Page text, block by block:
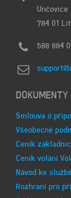
Unčovice
784 01
588 884
DOKUMENTY
Smlouva o
Všeobecné
Ceník
Ceník volání
Návod ke
Rozhraní pro